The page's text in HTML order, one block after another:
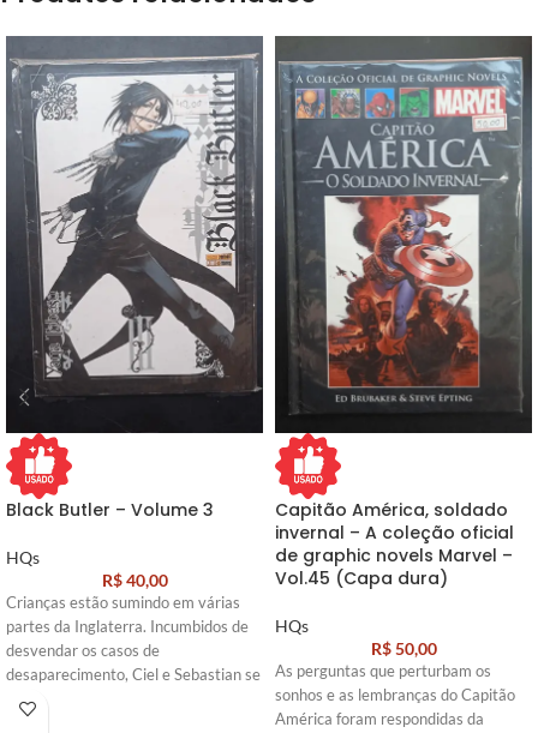
Black Butler – Volume 3
HQs
R$40,00
Crianças estão sumindo em várias
partes da Inglaterra. Incumbidos de
desvendar os casos de
desaparecimento, Ciel e Sebastian se
infiltram na trupe de um circo
Capitão América, soldado
invernal – A coleção oficial
de graphic novels Marvel –
Vol.45 (Capa dura)
HQs
R$50,00
As perguntas que perturbam os
sonhos e as lembranças do Capitão
América foram respondidas da